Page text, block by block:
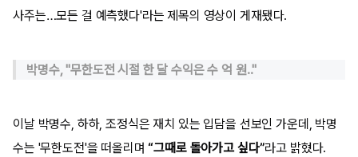
사주는…모든 걸 예측했다'라는 제목의 영상이 게재됐다.
박명수, "무한도전 시절 한 달 수익은 수 억 원.."
이날 박명수, 하하, 조정식은 재치 있는 입담을 선보인 가운데, 박명
수는 '무한도전'을 떠올리며 “그때로 돌아가고 싶다”라고 밝혔다.